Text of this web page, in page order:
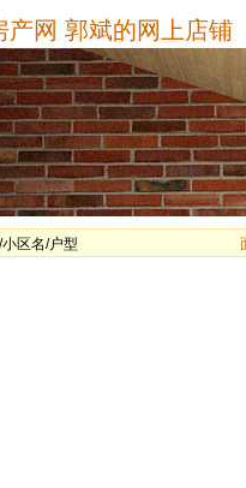
产网 郭斌的网上店铺
区名/户型